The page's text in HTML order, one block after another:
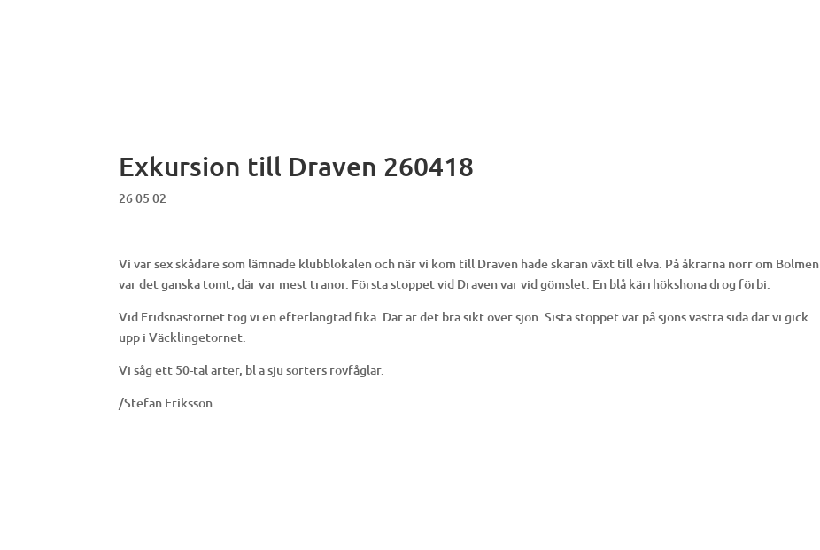
Exkursion till Draven 260418
26 05 02
Vi var sex skådare som lämnade klubblokalen och när vi kom till Draven hade skaran växt till elva. På åkrarna norr om Bolmen
var det ganska tomt, där var mest tranor. Första stoppet vid Draven var vid gömslet. En blå kärrhökshona drog förbi.
Vid Fridsnästornet tog vi en efterlängtad fika. Där är det bra sikt över sjön. Sista stoppet var på sjöns västra sida där vi gick
upp i Väcklingetornet.
Vi såg ett 50-tal arter, bl a sju sorters rovfåglar.
/Stefan Eriksson